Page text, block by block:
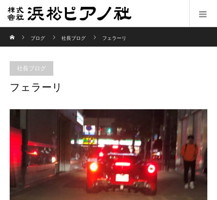
ブログ
社長ブログ フェラーリ
社長ブログ
フェラーリ